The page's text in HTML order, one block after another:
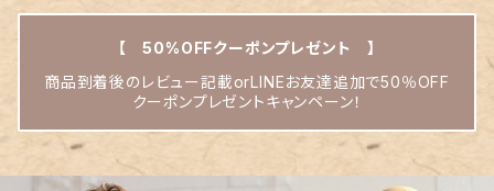
【 50%OFFクーポンプレゼント 】
商品到着後のレビュー記載orLINEお友達追加で50％OFF
クーポンプレゼントキャンペーン！